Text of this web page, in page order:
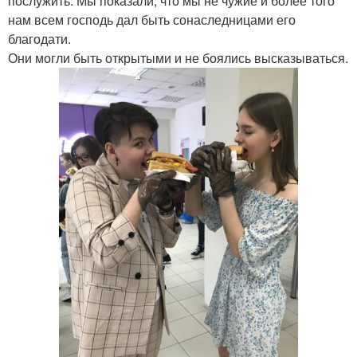
нам всем господь дал быть сонаследницами его
благодати.
Они могли быть открытыми и не боялись высказываться.